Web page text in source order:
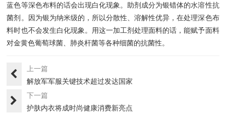
蓝色等深色布料的话会出现白化现象。助剂成分为银错体的水溶性抗
菌剂。因为银为纳米级的，所以分散性、溶解性优异，在处理深色布
料时也不会发生白化现象。用这一加工剂处理面料的话，能赋予面料
对金黄色葡萄球菌、肺炎杆菌等各种细菌的抗菌性。
上一篇
解放军军服关键技术超过发达国家
下一篇
护肤内衣将成时尚健康消费新亮点